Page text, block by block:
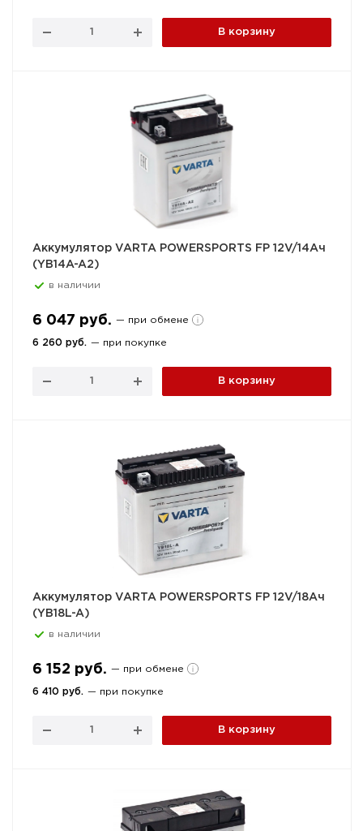
В корзину
Аккумулятор VARTA POWERSPORTS FP 12V/14Ач
(YB14A-A2)
в наличии
6 047 руб. — при обмене
6 260 руб. — при покупке
В корзину
Аккумулятор VARTA POWERSPORTS FP 12V/18Ач
(YB18L-A)
в наличии
6 152 руб. — при обмене
6 410 руб. — при покупке
В корзину